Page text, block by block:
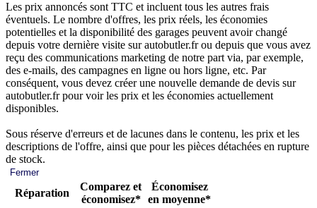
Les prix annoncés sont TTC et incluent tous les autres frais
éventuels. Le nombre d'offres, les prix réels, les économies
potentielles et la disponibilité des garages peuvent avoir changé
depuis votre dernière visite sur autobutler.fr ou depuis que vous avez
reçu des communications marketing de notre part via, par exemple,
des e-mails, des campagnes en ligne ou hors ligne, etc. Par
conséquent, vous devez créer une nouvelle demande de devis sur
autobutler.fr pour voir les prix et les économies actuellement
disponibles.
Sous réserve d'erreurs et de lacunes dans le contenu, les prix et les
descriptions de l'offre, ainsi que pour les pièces détachées en rupture
de stock.
Fermer
Réparation
Comparez et
économisez*
Économisez
en moyenne*